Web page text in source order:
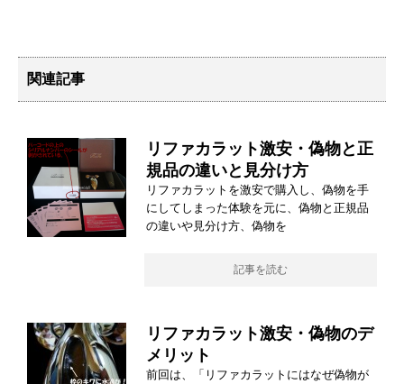
関連記事
リファカラット激安・偽物と正
規品の違いと見分け方
リファカラットを激安で購入し、偽物を手
にしてしまった体験を元に、偽物と正規品
の違いや見分け方、偽物を
記事を読む
リファカラット激安・偽物のデ
メリット
前回は、「リファカラットにはなぜ偽物が